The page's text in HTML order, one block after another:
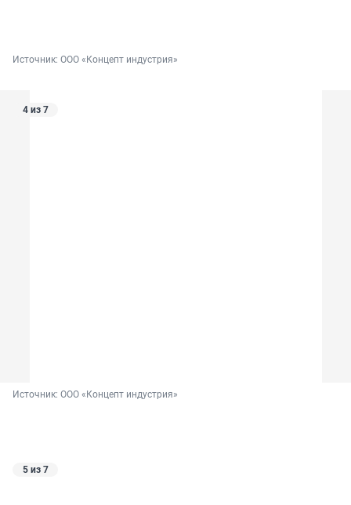
Источник: ООО «Концепт индустрия»
4 из 7
Источник: ООО «Концепт индустрия»
5 из 7